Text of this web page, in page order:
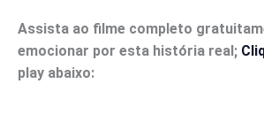
Assista ao filme completo
emocionar por esta história real;
play abaixo: